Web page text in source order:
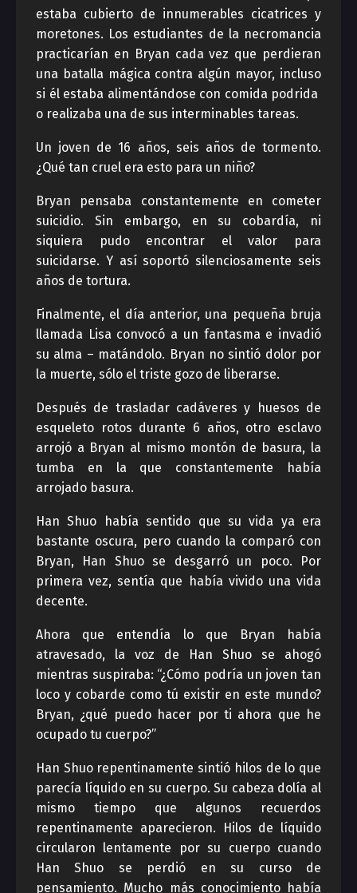
estaba cubierto de innumerables cicatrices y
moretones. Los estudiantes de la necromancia
practicarían en Bryan cada vez que perdieran
una batalla mágica contra algún mayor, incluso
si él estaba alimentándose con comida podrida
o realizaba una de sus interminables tareas.
Un joven de 16 años, seis años de tormento.
¿Qué tan cruel era esto para un niño?
Bryan pensaba constantemente en cometer
suicidio. Sin embargo, en su cobardía, ni
siquiera pudo encontrar el valor para
suicidarse. Y así soportó silenciosamente seis
años de tortura.
Finalmente, el día anterior, una pequeña bruja
llamada Lisa convocó a un fantasma e invadió
su alma – matándolo. Bryan no sintió dolor por
la muerte, sólo el triste gozo de liberarse.
Después de trasladar cadáveres y huesos de
esqueleto rotos durante 6 años, otro esclavo
arrojó a Bryan al mismo montón de basura, la
tumba en la que constantemente había
arrojado basura.
Han Shuo había sentido que su vida ya era
bastante oscura, pero cuando la comparó con
Bryan, Han Shuo se desgarró un poco. Por
primera vez, sentía que había vivido una vida
decente.
Ahora que entendía lo que Bryan había
atravesado, la voz de Han Shuo se ahogó
mientras suspiraba: “¿Cómo podría un joven tan
loco y cobarde como tú existir en este mundo?
Bryan, ¿qué puedo hacer por ti ahora que he
ocupado tu cuerpo?”
Han Shuo repentinamente sintió hilos de lo que
parecía líquido en su cuerpo. Su cabeza dolía al
mismo tiempo que algunos recuerdos
repentinamente aparecieron. Hilos de líquido
circularon lentamente por su cuerpo cuando
Han Shuo se perdió en su curso de
pensamiento. Mucho más conocimiento había